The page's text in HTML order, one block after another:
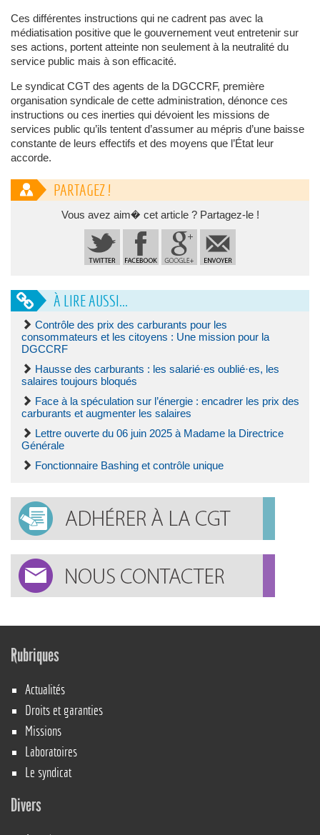
Ces différentes instructions qui ne cadrent pas avec la
médiatisation positive que le gouvernement veut entretenir sur
ses actions, portent atteinte non seulement à la neutralité du
service public mais à son efficacité.
Le syndicat CGT des agents de la DGCCRF, première
organisation syndicale de cette administration, dénonce ces
instructions ou ces inerties qui dévoient les missions de
services public qu’ils tentent d’assumer au mépris d’une baisse
constante de leurs effectifs et des moyens que l’État leur
accorde.
PARTAGEZ !
Vous avez aim� cet article ? Partagez-le !
À LIRE AUSSI...
Contrôle des prix des carburants pour les
consommateurs et les citoyens : Une mission pour la
DGCCRF
Hausse des carburants : les salarié·es oublié·es, les
salaires toujours bloqués
Face à la spéculation sur l’énergie : encadrer les prix des
carburants et augmenter les salaires
Lettre ouverte du 06 juin 2025 à Madame la Directrice
Générale
Fonctionnaire Bashing et contrôle unique
Rubriques
Actualités
Droits et garanties
Missions
Laboratoires
Le syndicat
Divers